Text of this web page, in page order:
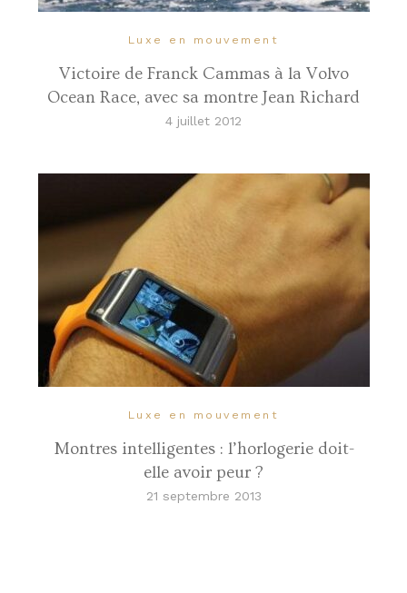
Luxe en mouvement
Victoire de Franck Cammas à la Volvo
Ocean Race, avec sa montre Jean Richard
4 juillet 2012
Luxe en mouvement
Montres intelligentes : l’horlogerie doit-
elle avoir peur ?
21 septembre 2013